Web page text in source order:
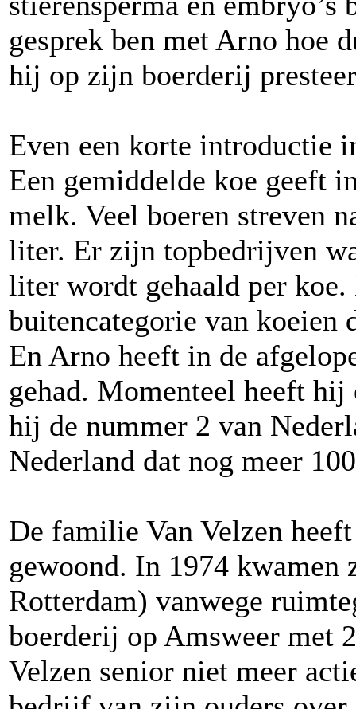
gesprek ben met Arno hoe
hij op zijn boerderij
Even een korte introductie
Een gemiddelde koe geeft
melk. Veel boeren streven
liter. Er zijn topbedrijven
liter wordt gehaald per koe.
buitencategorie van
En Arno heeft in de
gehad. Momenteel heeft
hij de nummer 2 van
Nederland dat nog meer
De familie Van Velzen
gewoond. In 1974
Rotterdam) vanwege
boerderij op Amsweer met
Velzen senior niet meer